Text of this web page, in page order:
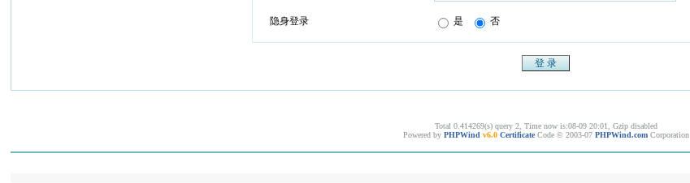
隐身登录 是 否
Total 0.414269(s) query 2, Time now is:08-09 20:01, Gzip disabled
Powered by PHPWind v6.0 Certificate Code © 2003-07 PHPWind.com Corporation